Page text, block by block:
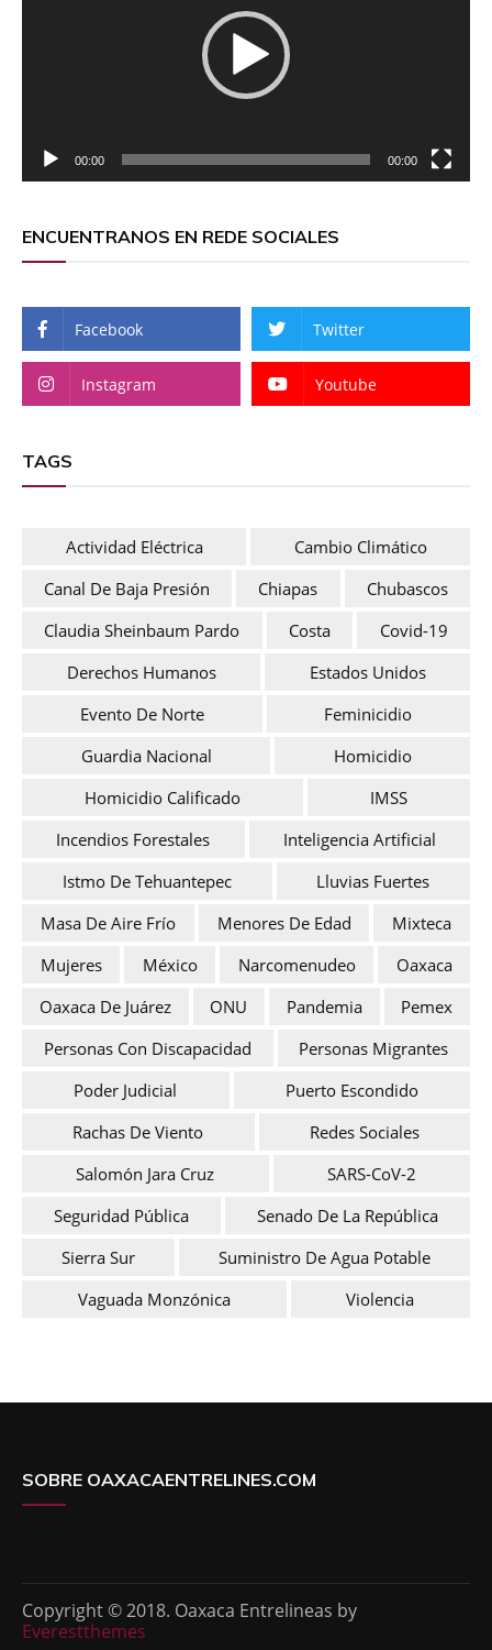
00:00 00:00
ENCUENTRANOS EN REDE SOCIALES
Facebook Twitter
Instagram Youtube
TAGS
Actividad Eléctrica
Cambio Climático
Canal De Baja Presión
Chiapas
Chubascos
Claudia Sheinbaum Pardo
Costa
Covid-19
Derechos Humanos
Estados Unidos
Evento De Norte
Feminicidio
Guardia Nacional
Homicidio
Homicidio Calificado
IMSS
Incendios Forestales
Inteligencia Artificial
Istmo De Tehuantepec
Lluvias Fuertes
Masa De Aire Frío
Menores De Edad
Mixteca
Mujeres
México Narcomenudeo
Oaxaca
Oaxaca De Juárez
ONU Pandemia
Pemex
Personas Con Discapacidad
Personas Migrantes
Poder Judicial
Puerto Escondido
Rachas De Viento
Redes Sociales
Salomón Jara Cruz
SARS-CoV-2
Seguridad Pública
Senado De La República
Sierra Sur
Suministro De Agua Potable
Vaguada Monzónica
Violencia
SOBRE OAXACAENTRELINES.COM
Copyright © 2018. Oaxaca Entrelineas by
Everestthemes